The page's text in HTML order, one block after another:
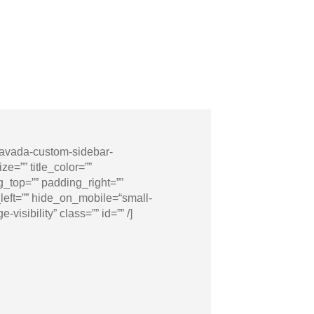
custom-sidebar-
title_color=””
padding_right=””
hide_on_mobile=“small-
visibility” class=”” id=”” /]